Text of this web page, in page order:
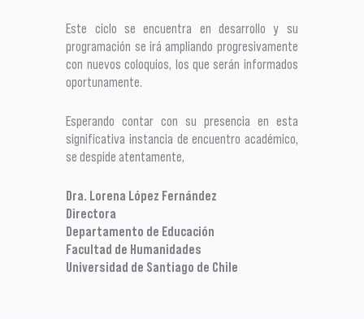
Este ciclo se encuentra en desarrollo y su
programación se irá ampliando progresivamente
con nuevos coloquios, los que serán informados
oportunamente.
Esperando contar con su presencia en esta
significativa instancia de encuentro académico,
se despide atentamente,
Dra. Lorena López Fernández
Directora
Departamento de Educación
Facultad de Humanidades
Universidad de Santiago de Chile